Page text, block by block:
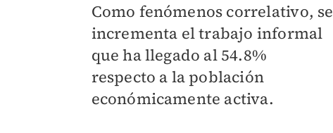
Como fenómenos correlativo, se
incrementa el trabajo informal
que ha llegado al 54.8%
respecto a la población
económicamente activa.